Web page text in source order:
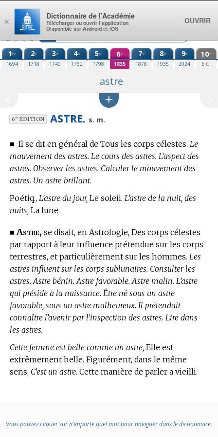
Aller au contenu
1re
1694
2e
1718
3e
1740
4e
1762
5e
1798
6e
1835
7e
1878
8e
1935
9e
2024
10e
E.C.
astre
6eÉDITION ASTRE. s. m.
■ Il se dit en général de Tous les corps célestes. Le
mouvement des astres. Le cours des astres. L’aspect des
astres. Observer les astres. Calculer le mouvement des
astres. Un astre brillant.
Poétiq., L’astre du jour, Le soleil. L’astre de la nuit, des
nuits, La lune.
■ Astre, se disait, en Astrologie, Des corps célestes
par rapport à leur influence prétendue sur les corps
terrestres, et particulièrement sur les hommes. Les
astres influent sur les corps sublunaires. Consulter les
astres. Astre bénin. Astre favorable. Astre malin. L’astre
qui préside à la naissance. Être né sous un astre
favorable, sous un astre malheureux. Il prétendait
connaître l’avenir par l’inspection des astres. Lire dans
les astres.
Cette femme est belle comme un astre, Elle est
extrêmement belle. Figurément, dans le même
sens, C’est un astre. Cette manière de parler a vieilli.
Vous pouvez cliquer sur n’importe quel mot pour naviguer dans le dictionnaire.
×
Dictionnaire de l’Académie
Télécharger ou ouvrir l’application
Disponible sur Android et iOS
OUVRIR